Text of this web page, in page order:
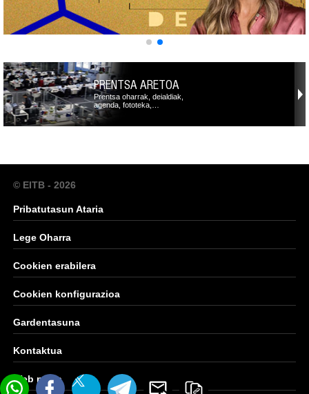
PRENTSA ARETOA
Prentsa oharrak, deialdiak,
agenda, fototeka,…
© EITB - 2026
Pribatutasun Ataria
Lege Oharra
Cookien erabilera
Cookien konfigurazioa
Gardentasuna
Kontaktua
Web mapa